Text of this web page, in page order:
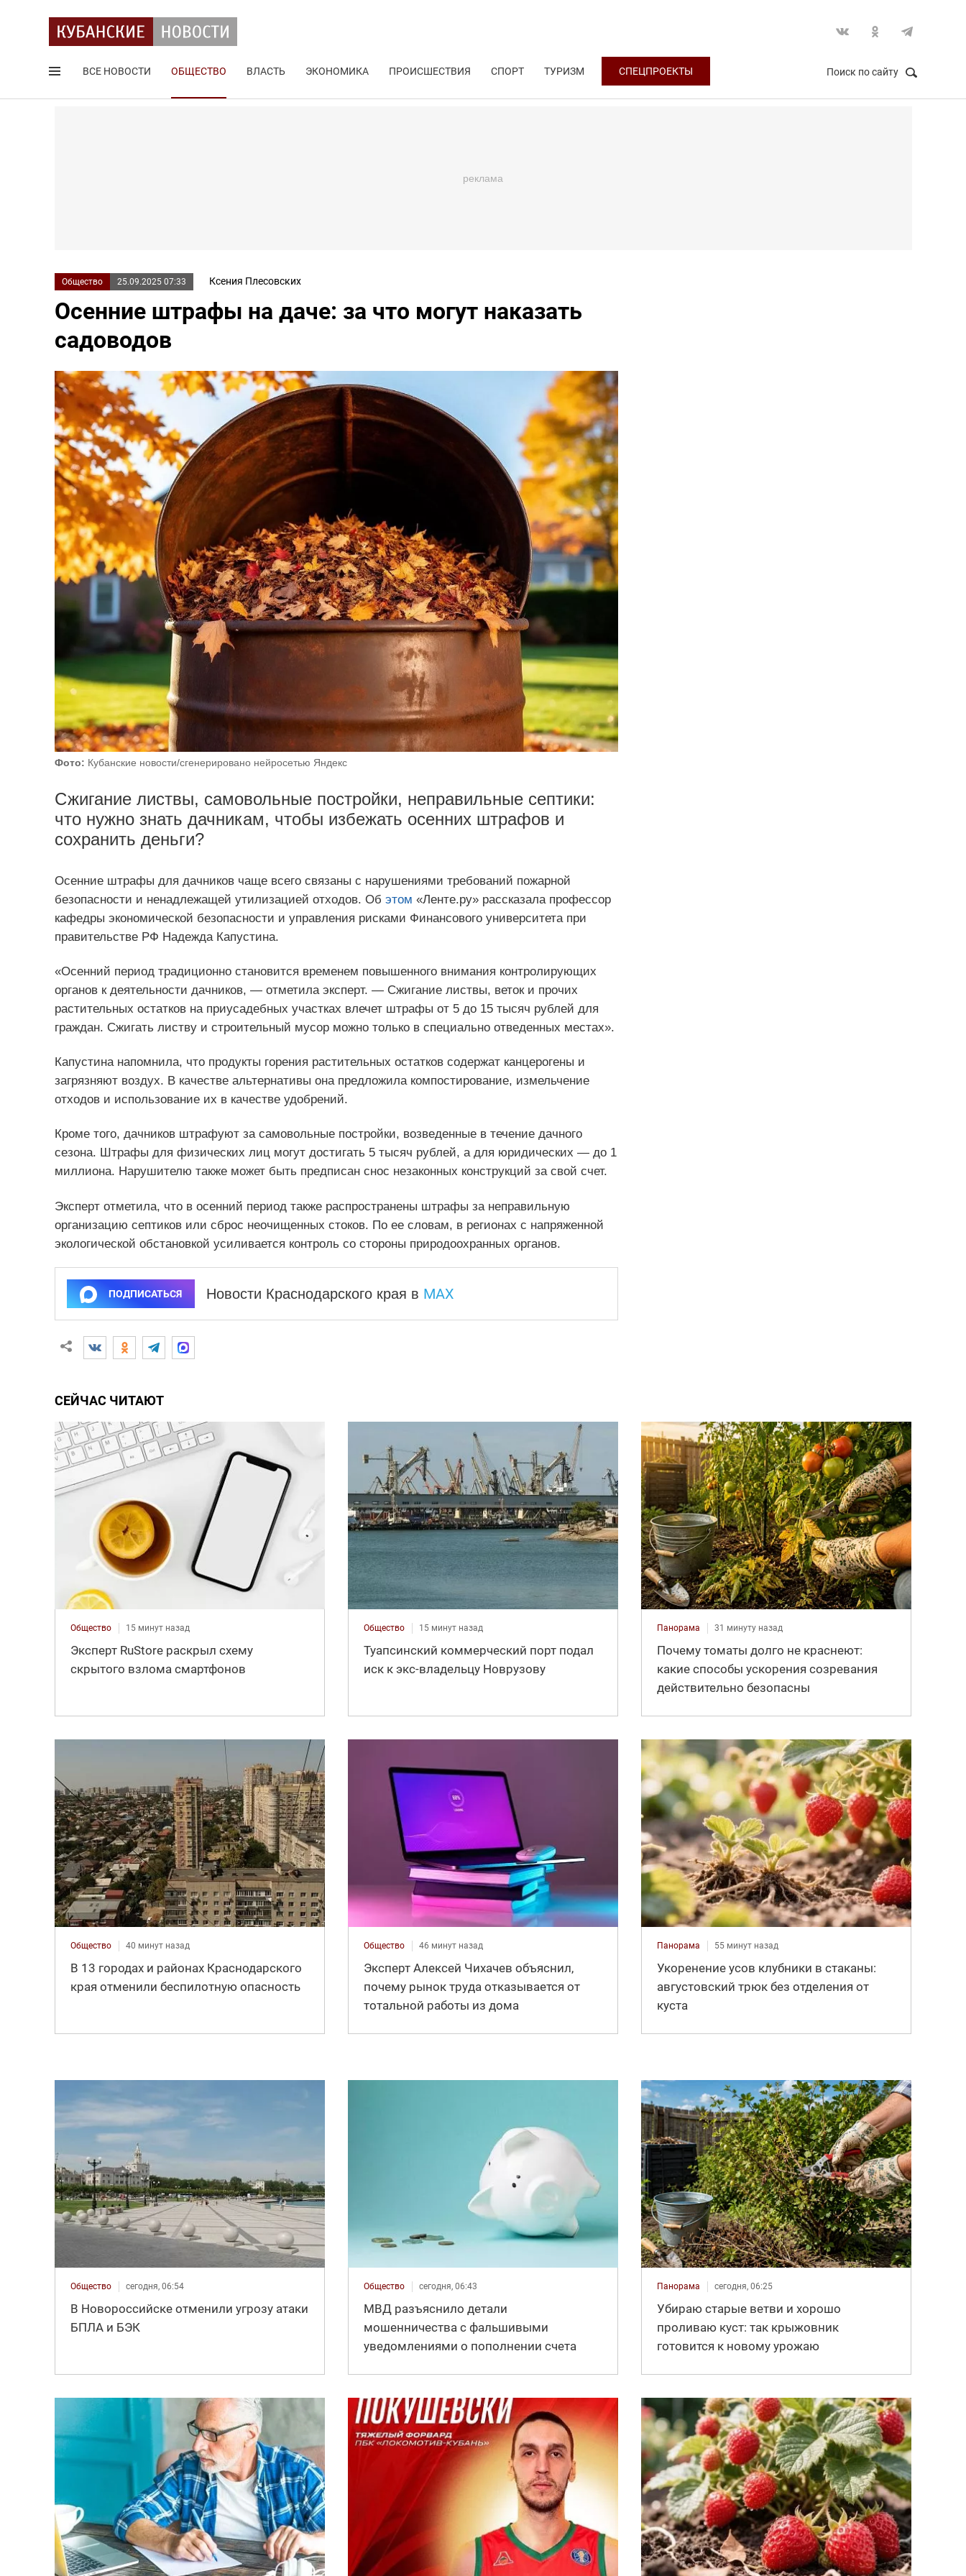
ВСЕ НОВОСТИ ОБЩЕСТВО ВЛАСТЬ ЭКОНОМИКА ПРОИСШЕСТВИЯ СПОРТ ТУРИЗМ СПЕЦПРОЕКТЫ Поиск по сайту
Общество 25.09.2025 07:33 Ксения Плесовских
Осенние штрафы на даче: за что могут наказать
садоводов
Фото: Кубанские новости/сгенерировано нейросетью Яндекс
Сжигание листвы, самовольные постройки, неправильные септики:
что нужно знать дачникам, чтобы избежать осенних штрафов и
сохранить деньги?
Осенние штрафы для дачников чаще всего связаны с нарушениями требований пожарной
безопасности и ненадлежащей утилизацией отходов. Об этом «Ленте.ру» рассказала профессор
кафедры экономической безопасности и управления рисками Финансового университета при
правительстве РФ Надежда Капустина.
«Осенний период традиционно становится временем повышенного внимания контролирующих
органов к деятельности дачников, — отметила эксперт. — Сжигание листвы, веток и прочих
растительных остатков на приусадебных участках влечет штрафы от 5 до 15 тысяч рублей для
граждан. Сжигать листву и строительный мусор можно только в специально отведенных местах».
Капустина напомнила, что продукты горения растительных остатков содержат канцерогены и
загрязняют воздух. В качестве альтернативы она предложила компостирование, измельчение
отходов и использование их в качестве удобрений.
Кроме того, дачников штрафуют за самовольные постройки, возведенные в течение дачного
сезона. Штрафы для физических лиц могут достигать 5 тысяч рублей, а для юридических — до 1
миллиона. Нарушителю также может быть предписан снос незаконных конструкций за свой счет.
Эксперт отметила, что в осенний период также распространены штрафы за неправильную
организацию септиков или сброс неочищенных стоков. По ее словам, в регионах с напряженной
экологической обстановкой усиливается контроль со стороны природоохранных органов.
ПОДПИСАТЬСЯ Новости Краснодарского края в MAX
СЕЙЧАС ЧИТАЮТ
Общество 15 минут назад
Эксперт RuStore раскрыл схему
скрытого взлома смартфонов
Общество 15 минут назад
Туапсинский коммерческий порт подал
иск к экс-владельцу Новрузову
Панорама 31 минуту назад
Почему томаты долго не краснеют:
какие способы ускорения созревания
действительно безопасны
Общество 40 минут назад
В 13 городах и районах Краснодарского
края отменили беспилотную опасность
Общество 46 минут назад
Эксперт Алексей Чихачев объяснил,
почему рынок труда отказывается от
тотальной работы из дома
Панорама 55 минут назад
Укоренение усов клубники в стаканы:
августовский трюк без отделения от
куста
Общество сегодня, 06:54
В Новороссийске отменили угрозу атаки
БПЛА и БЭК
Общество сегодня, 06:43
МВД разъяснило детали
мошенничества с фальшивыми
уведомлениями о пополнении счета
Панорама сегодня, 06:25
Убираю старые ветви и хорошо
проливаю куст: так крыжовник
готовится к новому урожаю